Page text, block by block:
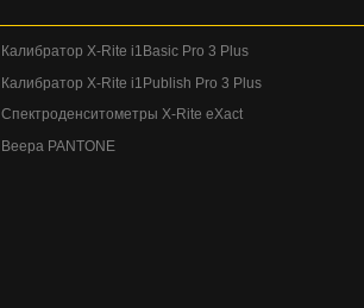
Калибратор X-Rite i1Basic Pro 3 Plus
Калибратор X-Rite i1Publish Pro 3 Plus
Спектроденситометры X-Rite eXact
Веера PANTONE